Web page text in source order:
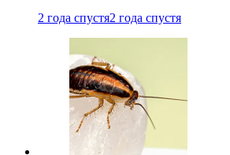
2 года спустя2 года спустя